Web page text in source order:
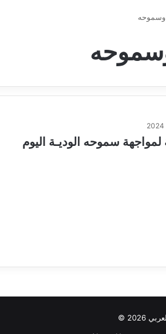
وسموحه
سموحه الوديـة اليوم
©